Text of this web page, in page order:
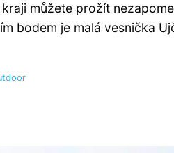
můžete prožít
bodem je malá vesnička